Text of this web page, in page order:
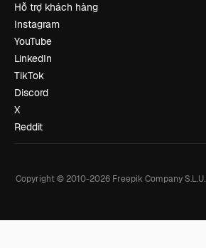
Hỗ trợ khách hàng
Instagram
YouTube
LinkedIn
TikTok
Discord
X
Reddit
Copyright © 2010-2026Freepik Company S.L.U.